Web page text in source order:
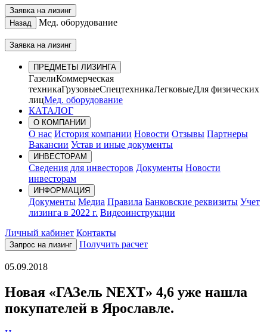
Заявка на лизинг
Назад
Мед. оборудование
Заявка на лизинг
ПРЕДМЕТЫ ЛИЗИНГА
ГазелиКоммерческая
техникаГрузовыеСпецтехникаЛегковыеДля физических
лицМед. оборудование
КАТАЛОГ
О КОМПАНИИ
О нас История компании Новости Отзывы Партнеры
Вакансии Устав и иные документы
ИНВЕСТОРАМ
Сведения для инвесторов Документы Новости
инвесторам
ИНФОРМАЦИЯ
Документы Медиа Правила Банковские реквизиты Учет
лизинга в 2022 г. Видеоинструкции
Личный кабинет Контакты
Запрос на лизинг Получить расчет
05.09.2018
Новая «ГАЗель NEXT» 4,6 уже нашла
покупателей в Ярославле.